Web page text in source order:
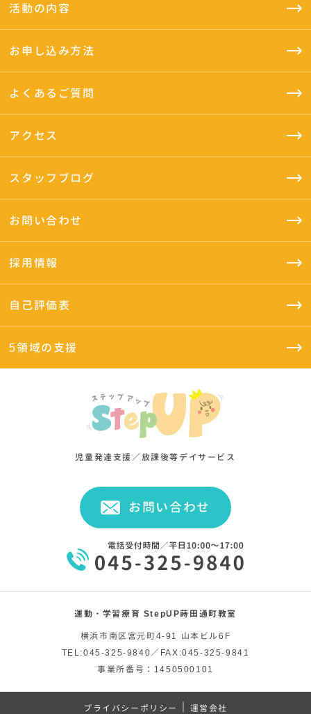
活動の内容
お申し込み方法
よくあるご質問
アクセス
スタッフブログ
お問い合わせ
採用情報
自己評価表
5領域の支援
児童発達支援／放課後等デイサービス
お問い合わせ
運動・学習療育 StepUP蒔田通町教室
横浜市南区宮元町4-91 山本ビル6F
TEL:045-325-9840／FAX:045-325-9841
事業所番号：1450500101
プライバシーポリシー 運営会社